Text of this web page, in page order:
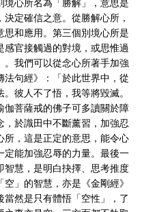
定確信之意。從勝解心所，
和應用。第三個別境心所是
官接觸過的對境，或思惟過
我們可以從念心所著手加強
句經》：「於此世界中，從
彼人不了悟，我等將毀滅。
菩薩戒的佛子可多讀關於障
於識田中不斷薰習，加強忍
，這是正定的意思，能令心
能加強忍辱的力量。最後一
慧，是明白抉擇、思考推度
」的智慧，亦是《金剛經》
然是只有體悟「空性」，了